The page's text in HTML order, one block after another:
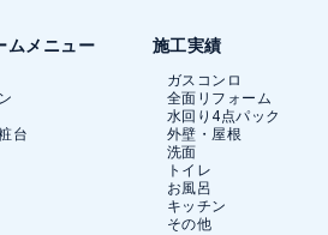
ムメニュー
台
施工実績
ガスコンロ
全面リフォーム
水回り4点パック
外壁・屋根
洗面
トイレ
お風呂
キッチン
その他